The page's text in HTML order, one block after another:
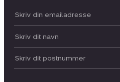
Din email:
Dit navn:
Postnummer